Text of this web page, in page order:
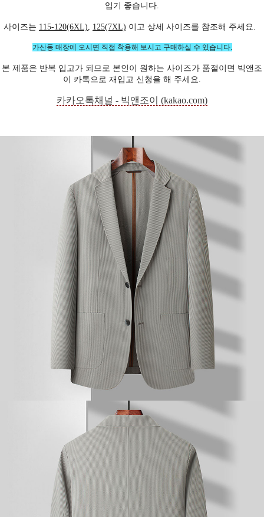
입기 좋습니다.
사이즈는 115-120(6XL), 125(7XL) 이고 상세 사이즈를 참조해 주세요.
가산동 매장에 오시면 직접 착용해 보시고 구매하실 수 있습니다.
본 제품은 반복 입고가 되므로 본인이 원하는 사이즈가 품절이면 빅앤조
이 카톡으로 재입고 신청을 해 주세요.
카카오톡채널 - 빅앤조이 (kakao.com)